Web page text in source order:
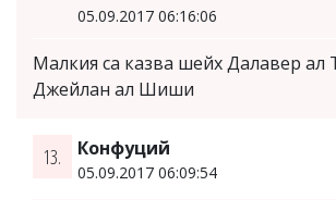
05.09.2017 06:16:06
Малкия са казва шейх Далавер ал
Джейлан ал Шиши
13. Конфуций
05.09.2017 06:09:54